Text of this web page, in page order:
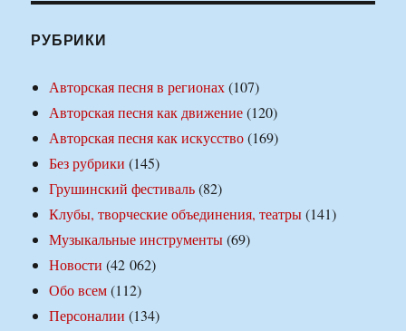
РУБРИКИ
Авторская песня в регионах(107)
Авторская песня как движение(120)
Авторская песня как искусство(169)
Без рубрики (145)
Грушинский фестиваль(82)
Клубы, творческие объединения, театры(141)
Музыкальные инструменты(69)
Новости (42 062)
Обо всем(112)
Персоналии (134)